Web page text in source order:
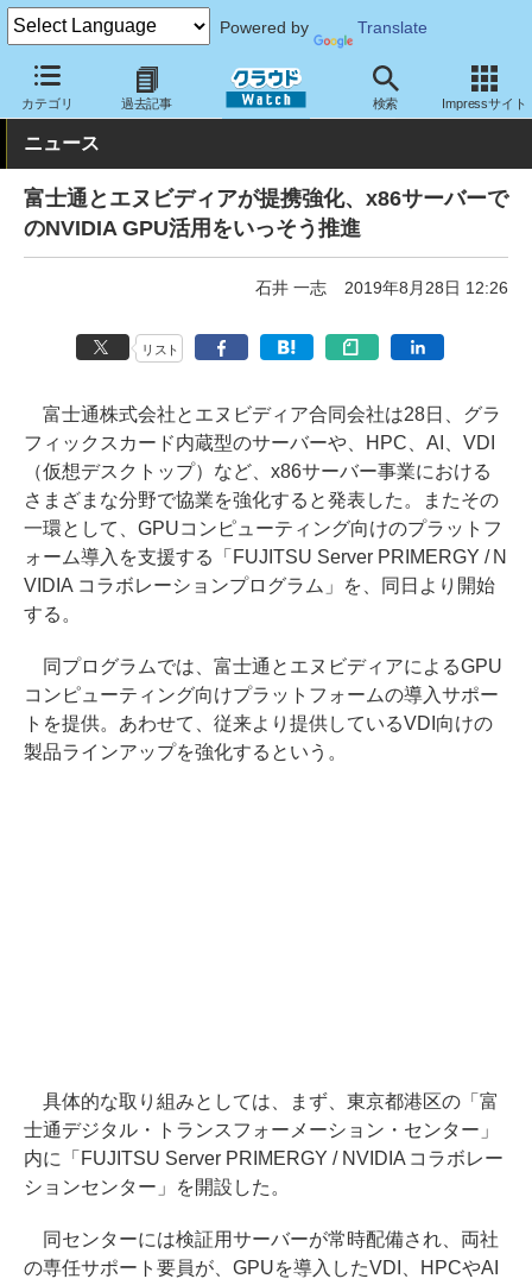
Powered by Translate
カテゴリ 過去記事 検索 Impressサイト
クラウド Watch トピック 協業・提携 国内
ニュース
富士通とエヌビディアが提携強化、x86サーバーで
のNVIDIA GPU活用をいっそう推進
石井 一志 2019年8月28日 12:26
リスト
富士通株式会社とエヌビディア合同会社は28日、グラ
フィックスカード内蔵型のサーバーや、HPC、AI、VDI
（仮想デスクトップ）など、x86サーバー事業における
さまざまな分野で協業を強化すると発表した。またその
一環として、GPUコンピューティング向けのプラットフ
ォーム導入を支援する「FUJITSU Server PRIMERGY / N
VIDIA コラボレーションプログラム」を、同日より開始
する。
同プログラムでは、富士通とエヌビディアによるGPU
コンピューティング向けプラットフォームの導入サポー
トを提供。あわせて、従来より提供しているVDI向けの
製品ラインアップを強化するという。
具体的な取り組みとしては、まず、東京都港区の「富
士通デジタル・トランスフォーメーション・センター」
内に「FUJITSU Server PRIMERGY / NVIDIA コラボレー
ションセンター」を開設した。
同センターには検証用サーバーが常時配備され、両社
の専任サポート要員が、GPUを導入したVDI、HPCやAI